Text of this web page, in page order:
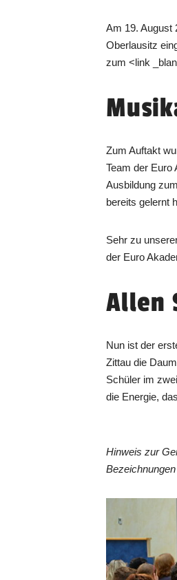
Am 19. August
Oberlausitz
zum <link
Zum Auftakt
Team der Euro
Ausbildung
bereits gelernt
Sehr zu
der Euro
Allen
Nun ist der
Zittau die
Schüler im
die Energie,
Hinweis zur